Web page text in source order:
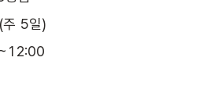
5일)